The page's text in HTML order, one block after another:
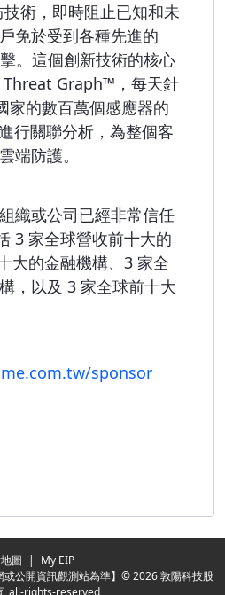
術，即時阻止已知和未
免於受到各種先進的
。這個創新技術的核心
Graph™，每天針
家的數百萬個感應器的
行關聯分析，為整個客
端防護。
織或公司已經非常信任
3 家全球營收前十大的
大的金融機構、3 家全
，以及 3 家全球前十大
sponsor
圖 |
My EIP
或公開資訊觀測站為準】© 2026 敦陽科技股